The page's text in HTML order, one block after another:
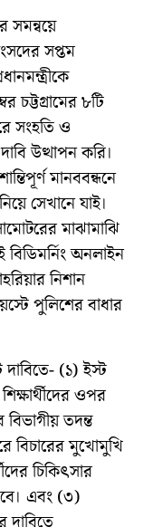
সমন্বয়ে
সপ্তম
চট্টগ্রামের ৮টি
সংহতি ও
উত্থাপন করি।
মানববন্ধনে
সেখানে যাই।
মাঝামাঝি
অনলাইন
নিশান
পুলিশের বাধার
(১) ইস্ট
ওপর
তদন্ত
বিচারের মুখোমুখি
চিকিৎসার
এবং (৩)